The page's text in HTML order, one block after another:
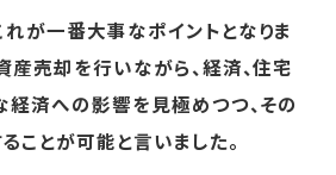
れが一番大事なポイントとなりま
産売却を行いながら、経済、住宅
経済への影響を見極めつつ、その
ことが可能と言いました。